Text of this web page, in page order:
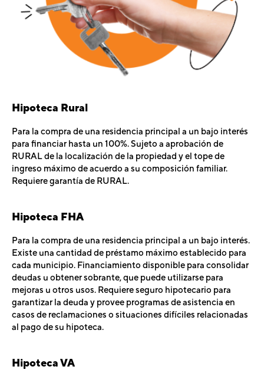
Hipoteca Rural
Para la compra de una residencia principal a un bajo interés
para financiar hasta un 100%. Sujeto a aprobación de
RURAL de la localización de la propiedad y el tope de
ingreso máximo de acuerdo a su composición familiar.
Requiere garantía de RURAL.
Hipoteca FHA
Para la compra de una residencia principal a un bajo interés.
Existe una cantidad de préstamo máximo establecido para
cada municipio. Financiamiento disponible para consolidar
deudas u obtener sobrante, que puede utilizarse para
mejoras u otros usos. Requiere seguro hipotecario para
garantizar la deuda y provee programas de asistencia en
casos de reclamaciones o situaciones difíciles relacionadas
al pago de su hipoteca.
Hipoteca VA